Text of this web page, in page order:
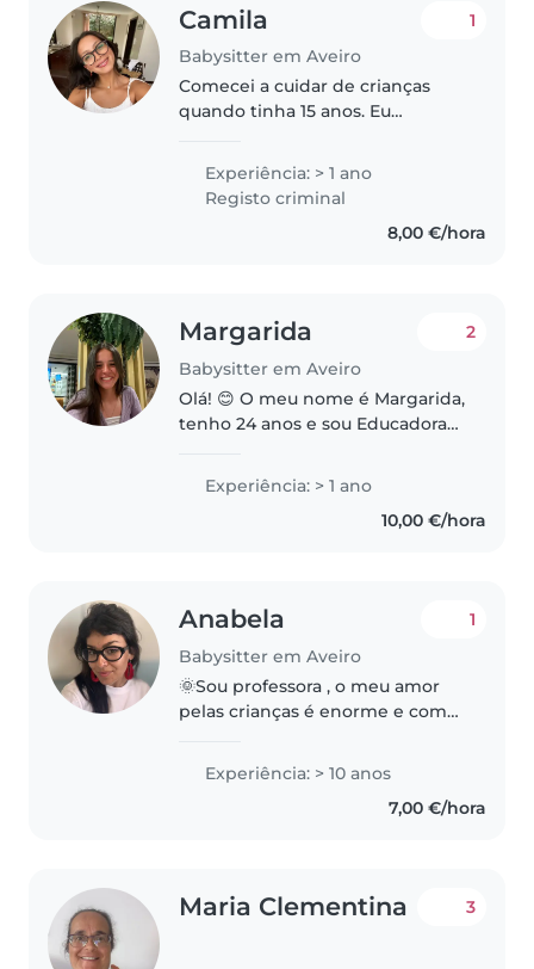
Camila
Babysitter em Aveiro
1
Comecei a cuidar de crianças
quando tinha 15 anos. Eu
amigas da minha mãe, dos meus
primos e dos filhos das minhas
babás. Sempre fui uma mulher
Experiência: > 1 ano
Registo criminal
8,00 €/hora
Margarida
Babysitter em Aveiro
2
Olá! 😊 O meu nome é Margarida,
tenho 24 anos e sou Educadora
pessoa bastante criativa,
paciente e que adora divertir-se!..
Experiência: > 1 ano
10,00 €/hora
Anabela
Babysitter em Aveiro
1
🌞Sou professora , o meu amor
pelas crianças é enorme e como
procuro juntar a paixão à
necessidade 🌞Tenho
experiência com crianças a partir
Experiência: > 10 anos
7,00 €/hora
Maria Clementina 3